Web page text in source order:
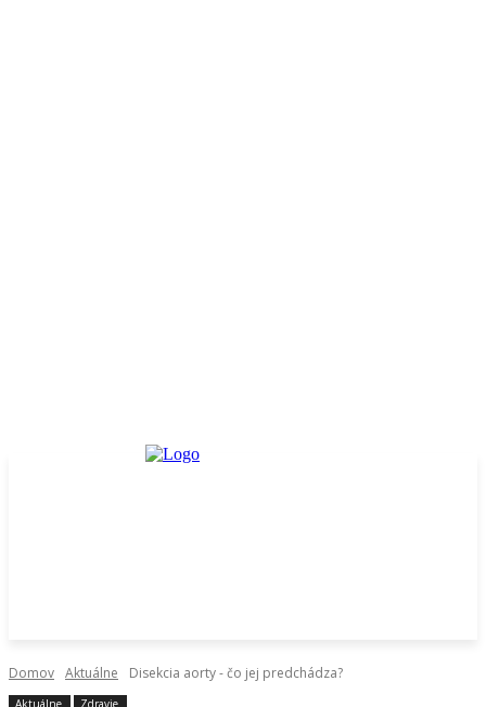
Domov Aktuálne Disekcia aorty - čo jej predchádza?
Aktuálne Zdravie